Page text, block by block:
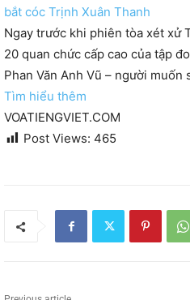
bắt cóc Trịnh Xuân Thanh
Ngay trước khi phiên tòa xét xử
20 quan chức cấp cao của tập
Phan Văn Anh Vũ – người muốn
Tìm hiểu thêm
VOATIENGVIET.COM
Post Views: 465